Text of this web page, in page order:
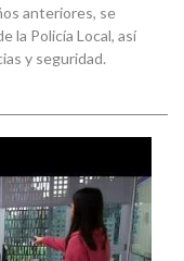
anteriores, se
la Policía Local, así
y seguridad.